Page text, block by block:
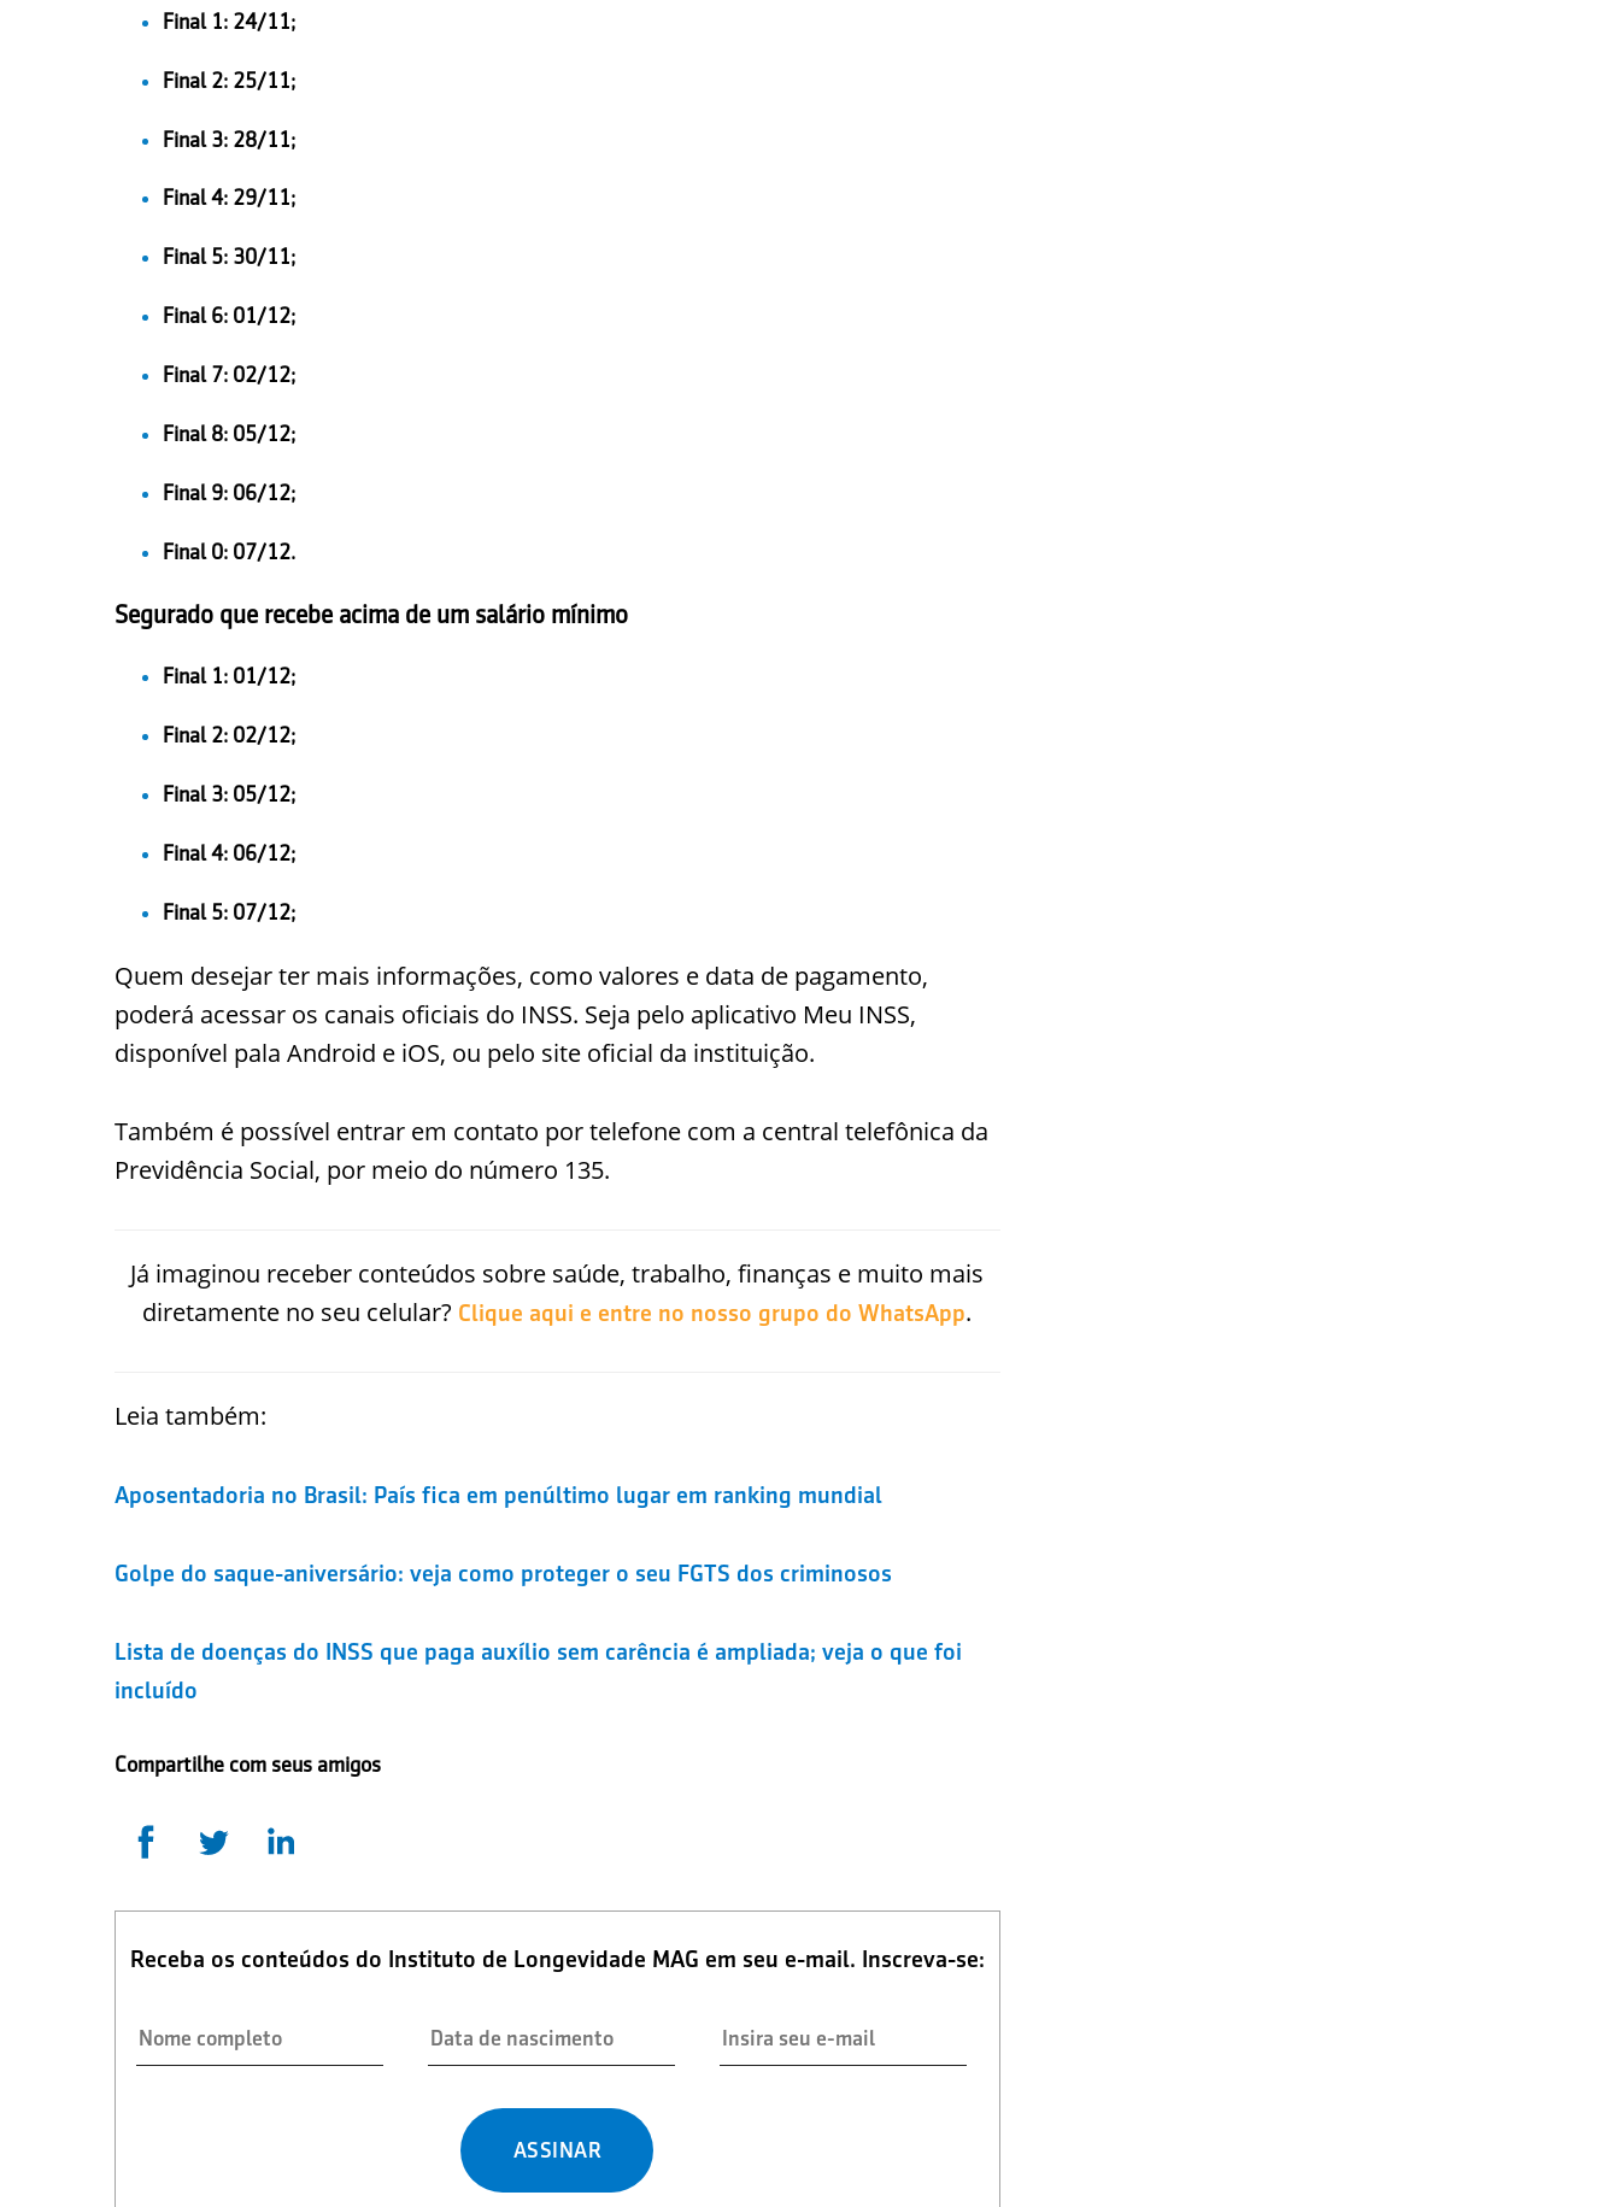
Final 1: 24/11;
Final 2: 25/11;
Final 3: 28/11;
Final 4: 29/11;
Final 5: 30/11;
Final 6: 01/12;
Final 7: 02/12;
Final 8: 05/12;
Final 9: 06/12;
Final 0: 07/12.
Segurado que recebe acima de um salário mínimo
Final 1: 01/12;
Final 2: 02/12;
Final 3: 05/12;
Final 4: 06/12;
Final 5: 07/12;
Quem desejar ter mais informações, como valores e data de pagamento,
poderá acessar os canais oficiais do INSS. Seja pelo aplicativo Meu INSS,
disponível pala Android e iOS, ou pelo site oficial da instituição.
Também é possível entrar em contato por telefone com a central telefônica da
Previdência Social, por meio do número 135.
Já imaginou receber conteúdos sobre saúde, trabalho, finanças e muito mais
diretamente no seu celular? Clique aqui e entre no nosso grupo do WhatsApp.
Leia também:
Aposentadoria no Brasil: País fica em penúltimo lugar em ranking mundial
Golpe do saque-aniversário: veja como proteger o seu FGTS dos criminosos
Lista de doenças do INSS que paga auxílio sem carência é ampliada; veja o que foi
incluído
Compartilhe com seus amigos
Receba os conteúdos do Instituto de Longevidade MAG em seu e-mail. Inscreva-se:
ASSINAR